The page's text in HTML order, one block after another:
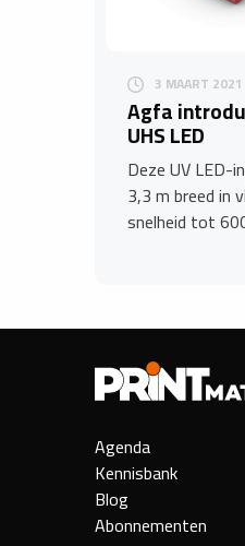
3 MAART 2021
Agfa
UHS LED
Deze UV
3,3 m breed in
snelheid tot
Agenda
Kennisbank
Blog
Abonnementen